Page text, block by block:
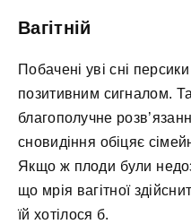
Вагітній
Побачені уві сні
позитивним сигналом.
благополучне
сновидіння обіцяє
Якщо ж плоди були
що мрія вагітної
їй хотілося б.